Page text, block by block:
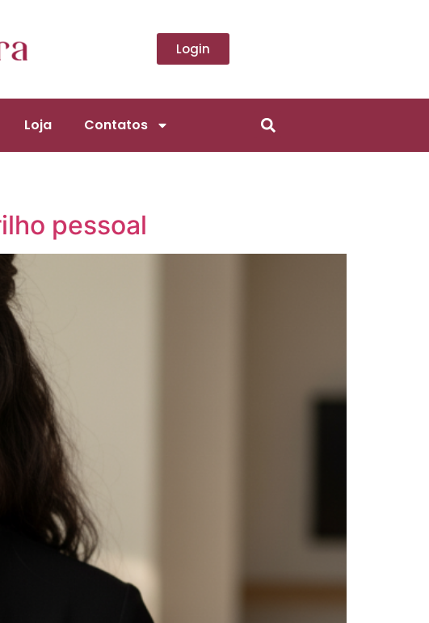
Login
Loja Contatos
pessoal